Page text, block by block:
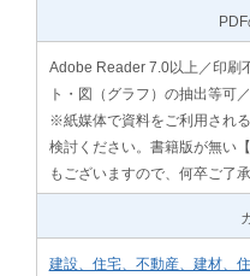
Adobe Reader 7.0以上／印刷
ト・図（グラフ）の抽出等
※紙媒体で資料をご利用され
検討ください。書籍版が無い
もございますので、何卒ご了承
建設、住宅、不動産、建材、